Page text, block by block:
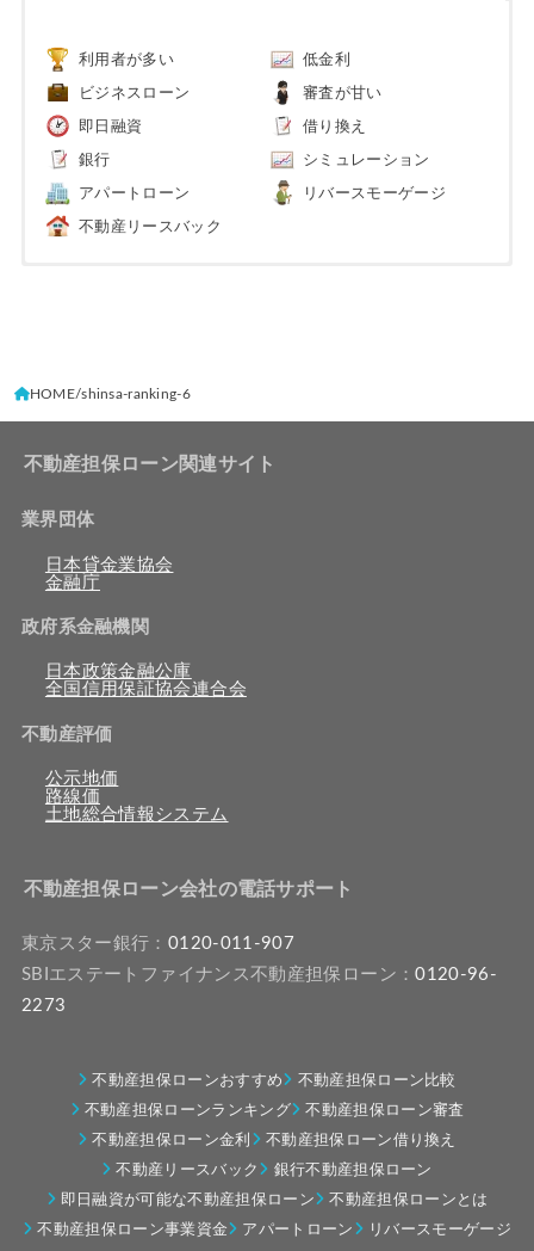
利用者が多い 低金利
ビジネスローン 審査が甘い
即日融資 借り換え
銀行 シミュレーション
アパートローン リバースモーゲージ
不動産リースバック
HOME shinsa-ranking-6
不動産担保ローン関連サイト
業界団体
日本貸金業協会
金融庁
政府系金融機関
日本政策金融公庫
全国信用保証協会連合会
不動産評価
公示地価
路線価
土地総合情報システム
不動産担保ローン会社の電話サポート
東京スター銀行： 0120-011-907
SBIエステートファイナンス不動産担保ローン：0120-96-
2273
不動産担保ローンおすすめ
不動産担保ローン比較
不動産担保ローンランキング
不動産担保ローン審査
不動産担保ローン金利
不動産担保ローン借り換え
不動産リースバック
銀行不動産担保ローン
即日融資が可能な不動産担保ローン
不動産担保ローンとは
不動産担保ローン事業資金
アパートローン リバースモーゲージ